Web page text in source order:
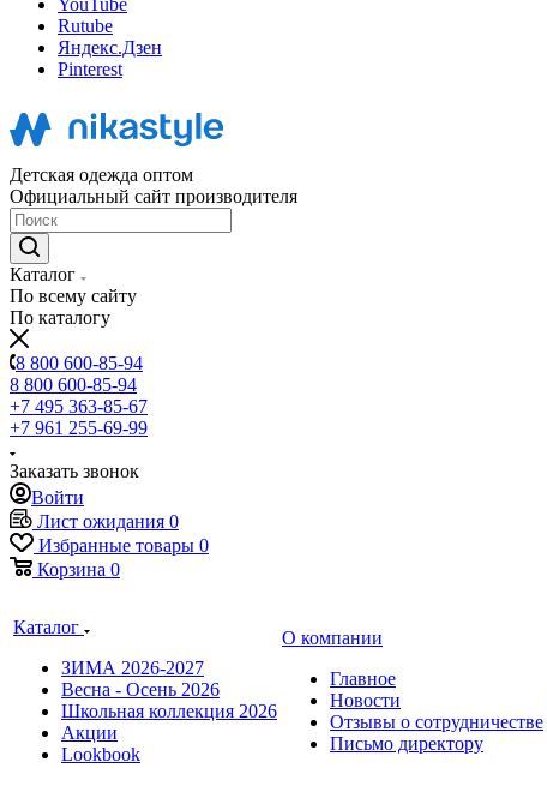
YouTube
Rutube
Яндекс.Дзен
Pinterest
Детская одежда оптом
Официальный сайт производителя
Каталог
По всему сайту
По каталогу
8 800 600-85-94
8 800 600-85-94
+7 495 363-85-67
+7 961 255-69-99
Заказать звонок
Войти
Лист ожидания 0
Избранные товары 0
Корзина 0
Каталог
ЗИМА 2026-2027
Весна - Осень 2026
Школьная коллекция 2026
Акции
Lookbook
О компании
Главное
Новости
Отзывы о сотрудничестве
Письмо директору